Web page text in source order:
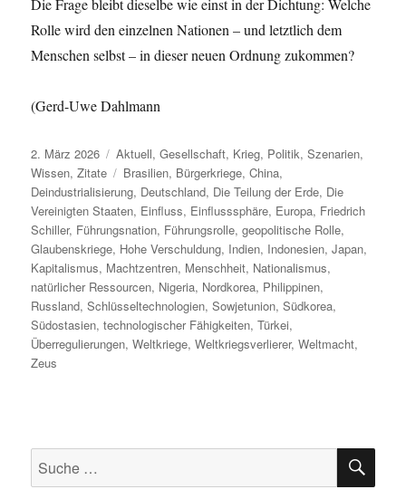
Die Frage bleibt dieselbe wie einst in der Dichtung: Welche
Rolle wird den einzelnen Nationen – und letztlich dem
Menschen selbst – in dieser neuen Ordnung zukommen?
(Gerd-Uwe Dahlmann
Veröffentlicht
am
2. März 2026 Kategorien
Aktuell,Gesellschaft, Krieg, Politik,Szenarien,
Wissen,Zitate Schlagwörter
Brasilien, Bürgerkriege,China,
Deindustrialisierung, Deutschland, Die Teilung der Erde, Die
Vereinigten Staaten, Einfluss, Einflusssphäre, Europa, Friedrich
Schiller, Führungsnation, Führungsrolle,geopolitische Rolle,
Glaubenskriege, Hohe Verschuldung, Indien, Indonesien,Japan,
Kapitalismus, Machtzentren, Menschheit, Nationalismus,
natürlicher Ressourcen, Nigeria, Nordkorea, Philippinen,
Russland,Schlüsseltechnologien,Sowjetunion,Südkorea,
Südostasien,technologischer Fähigkeiten,Türkei,
Überregulierungen,Weltkriege,Weltkriegsverlierer,Weltmacht,
Zeus
Suche
nach: